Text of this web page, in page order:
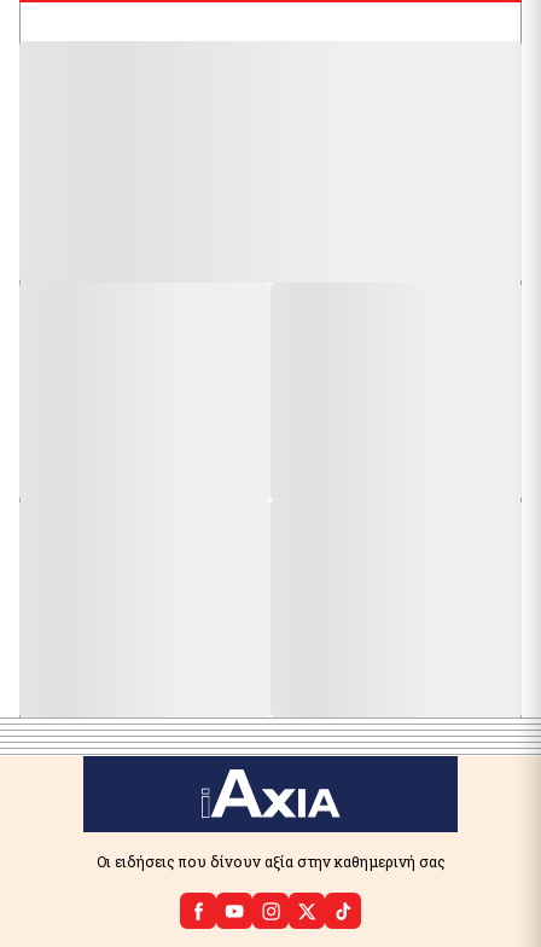
Οι ειδήσεις που δίνουν αξία στην καθημερινή σας